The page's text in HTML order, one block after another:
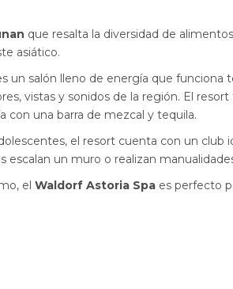
que resalta la diversidad de
asiático.
un salón lleno de energía que funciona
vistas y sonidos de la región. El
con una barra de mezcal y tequila.
el resort cuenta con un club
escalan un muro o realizan
el Waldorf Astoria Spa es perfecto